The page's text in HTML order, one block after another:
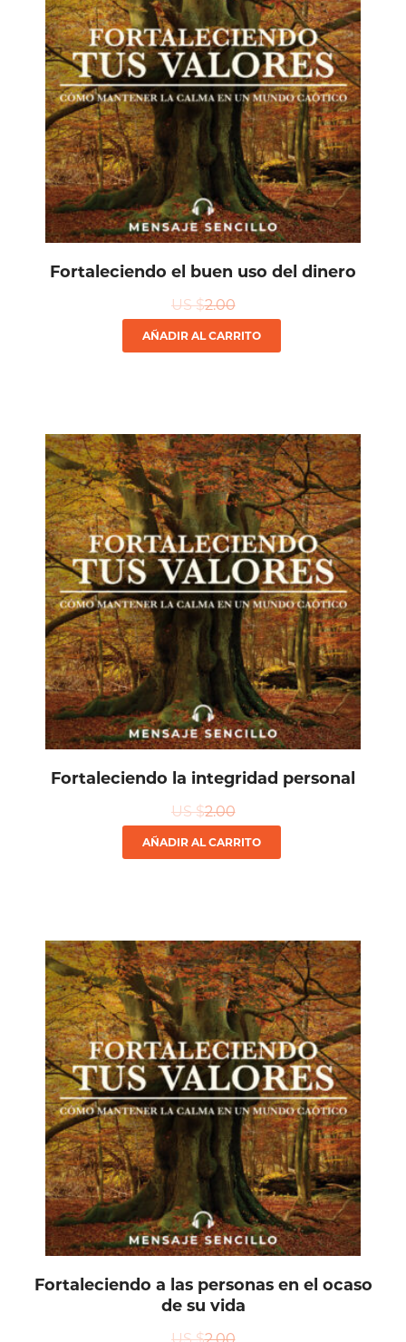
Fortaleciendo el buen uso del dinero
US $2.00
AÑADIR AL CARRITO
Fortaleciendo la integridad personal
US $2.00
AÑADIR AL CARRITO
Fortaleciendo a las personas en el ocaso
de su vida
US $2.00